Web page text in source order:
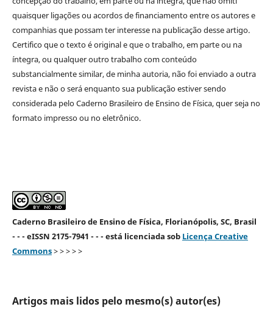
quaisquer ligações ou acordos de financiamento entre os autores e
companhias que possam ter interesse na publicação desse artigo.
Certifico que o texto é original e que o trabalho, em parte ou na
íntegra, ou qualquer outro trabalho com conteúdo
substancialmente similar, de minha autoria, não foi enviado a outra
revista e não o será enquanto sua publicação estiver sendo
considerada pelo Caderno Brasileiro de Ensino de Física, quer seja no
formato impresso ou no eletrônico.
Caderno Brasileiro de Ensino de Física, Florianópolis, SC, Brasil
- - - eISSN 2175-7941 - - - está licenciada sob Licença Creative
Commons> > > > >
Artigos mais lidos pelo mesmo(s) autor(es)